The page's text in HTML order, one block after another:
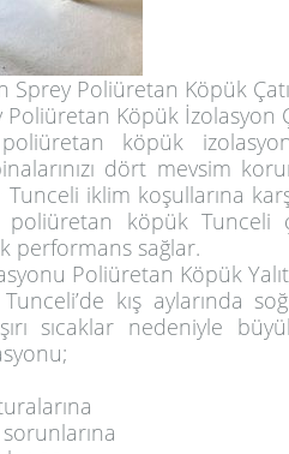
Poliüretan Köpük Çatı
Köpük İzolasyon
köpük izolasyon
dört mevsim
iklim koşullarına
köpük Tunceli
performans sağlar.
Poliüretan Köpük
kış aylarında
sıcaklar nedeniyle